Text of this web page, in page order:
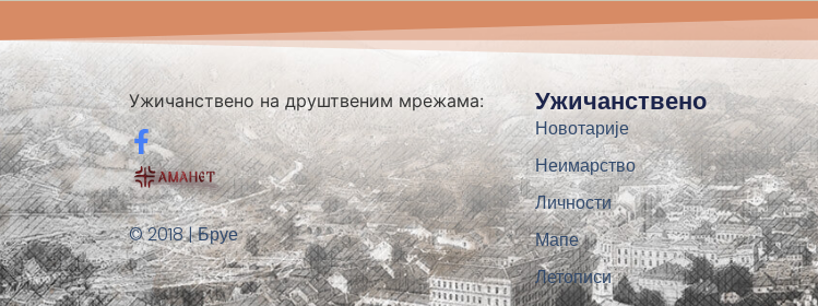
Ужичанствено на друштвеним мрежама:
© 2018 | Бруе
Ужичанствено
Новотарије
Неимарство
Личности
Мапе
Летописи